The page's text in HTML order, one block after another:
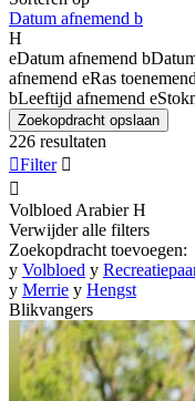
Datum afnemend b
H
eDatum afnemend b
afnemend eRas toenemend
bLeeftijd afnemend e
Zoekopdracht opslaan
226 resultaten
Filter 

Volbloed Arabier H
Verwijder alle filters
Zoekopdracht toevoegen:
y Volbloed y
y Merrie y Hengst
Blikvangers